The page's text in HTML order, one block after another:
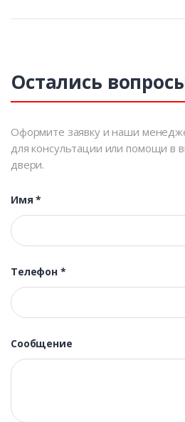
Остались
Оформите заявку и наши
для консультации или помощи в
двери.
Имя*
Телефон *
Сообщение